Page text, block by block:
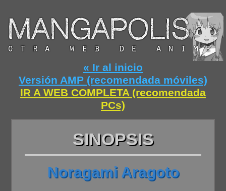
« Ir al inicio
Versión AMP (recomendada móviles)
IR A WEB COMPLETA (recomendada
PCs)
SINOPSIS
Noragami Aragoto